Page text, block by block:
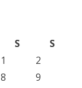
S
S
1
2
8
9